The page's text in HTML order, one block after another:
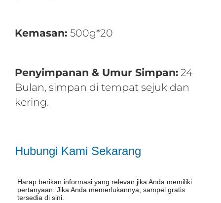
Kemasan: 500g*20
Penyimpanan & Umur Simpan:24
Bulan, simpan di tempat sejuk dan
kering.